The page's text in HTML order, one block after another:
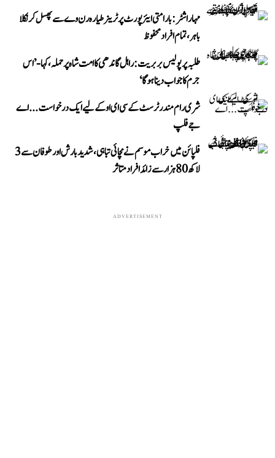
مہاراشٹر: بارامتی ایئرپورٹ پر ٹرینر طیارہ رن وے سے پھسل کر نکلا
باہر، تمام افراد محفوظ
طلبہ پر پولیس بربریت: راہل گاندھی کا امت شاہ پر حملہ، کہا- ’اس
جرم کا جواب دینا ہوگا‘
شری رام مندر ٹرسٹ کے سی ای او کے لیے ایک درخواست...اے
جے فلپ
فلپائن میں خراب موسم نے مچائی تباہی، شدید بارش اور طوفان سے 3
لاکھ 80 ہزار سے زائد افراد متاثر
ADVERTISEMENT